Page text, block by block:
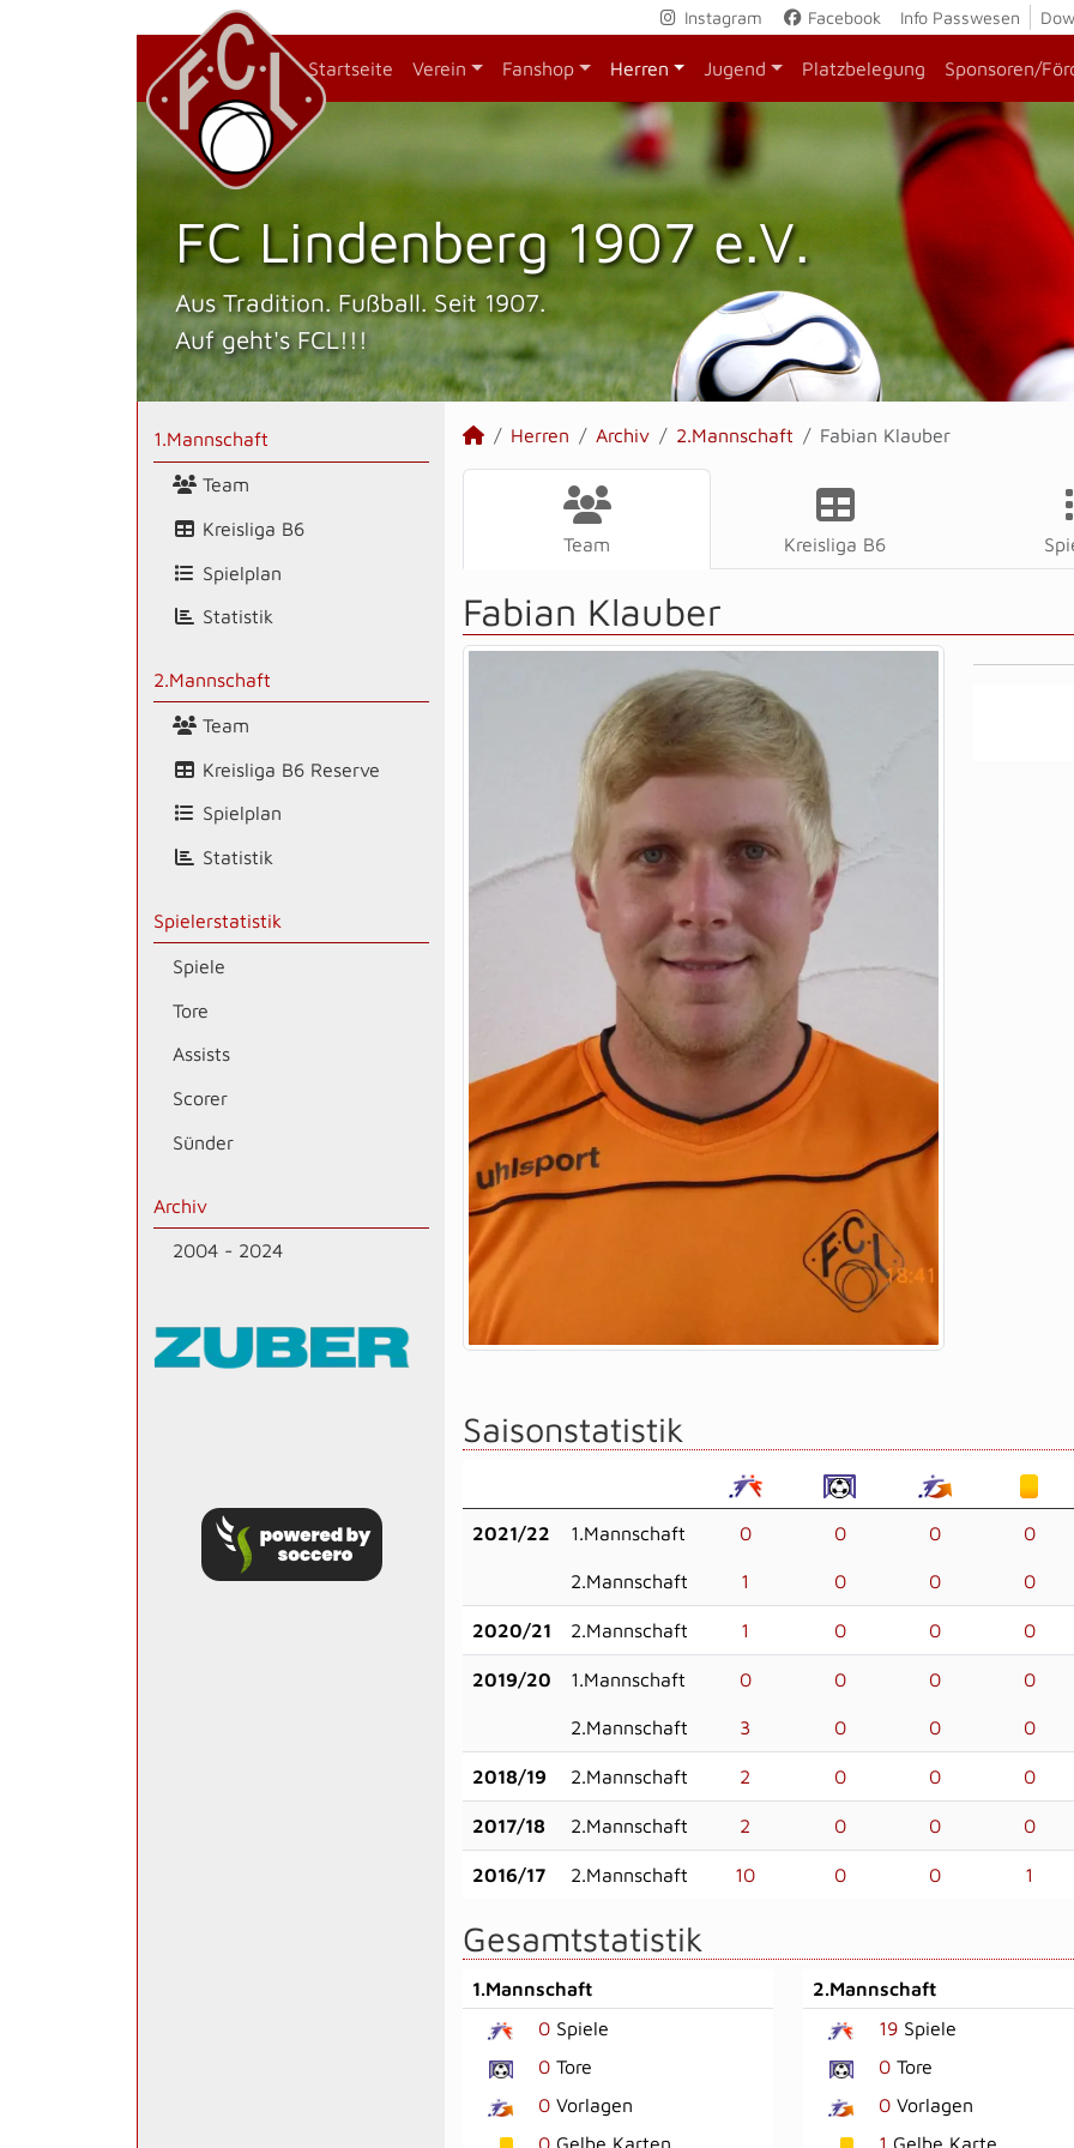
Instagram Facebook Info Passwesen
Startseite Verein Fanshop Herren Jugend Platzbelegung Sponsoren/
FC Lindenberg 1907 e.V.
Aus Tradition. Fußball. Seit 1907.
Auf geht's FCL!!!
1.Mannschaft
Team
Kreisliga B6
Spielplan
Statistik
2.Mannschaft
Team
Kreisliga B6 Reserve
Spielplan
Statistik
Spielerstatistik
Spiele
Tore
Assists
Scorer
Sünder
Archiv
2004 - 2024
Herren Archiv 2.Mannschaft Fabian Klauber
Team Kreisliga B6
Fabian Klauber
Saisonstatistik
2021/22 1.Mannschaft 0 0 0 0
2.Mannschaft 1 0 0 0
2020/21 2.Mannschaft 1 0 0 0
2019/20 1.Mannschaft 0 0 0 0
2.Mannschaft 3 0 0 0
2018/19 2.Mannschaft 2 0 0 0
2017/18 2.Mannschaft 2 0 0 0
2016/17 2.Mannschaft 10 0 0 1
Gesamtstatistik
1.Mannschaft
0 Spiele
0 Tore
0 Vorlagen
0 Gelbe Karten
2.Mannschaft
19Spiele
0Tore
0Vorlagen
1 Gelbe Karte